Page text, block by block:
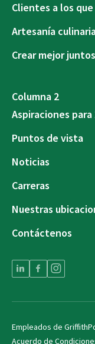
Clientes a los
Artesanía
Crear mejor juntos
Columna 2
Aspiraciones para
Puntos de vista
Noticias
Carreras
Nuestras
Contáctenos
Empleados de Griffith
Acuerdo de